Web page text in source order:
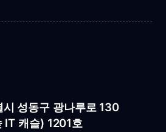
성동구 광나루로 130
IT 캐슬) 1201호